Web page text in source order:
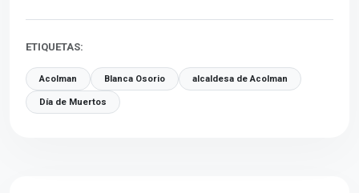
ETIQUETAS:
Acolman Blanca Osorio alcaldesa de Acolman
Día de Muertos